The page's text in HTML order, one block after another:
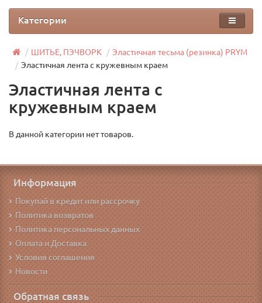
Категории
ШИТЬЕ, ПЭЧВОРК
Эластичная тесьма (резинка) PRYM
Эластичная лента с кружевным краем
Эластичная лента с
кружевным краем
В данной категории нет товаров.
Информация
Покупай в кредит или рассрочку
Политика возвратов
Политика персональных данных
Оплата и Доставка
Условия соглашения
Новости
Обратная связь